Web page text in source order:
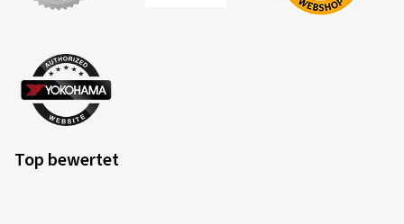
Top bewertet